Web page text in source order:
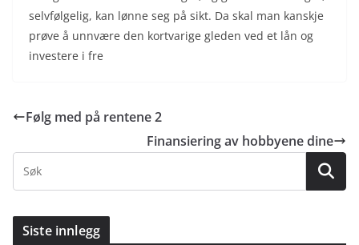
selvfølgelig, kan lønne seg på sikt. Da skal man kanskje
prøve å unnvære den kortvarige gleden ved et lån og
investere i fre
Følg med på rentene 2
Finansiering av hobbyene dine
Siste innlegg